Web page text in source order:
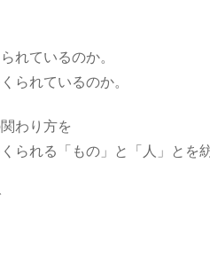
れているのか。
られているのか。
わり方を
られる「もの」と「人」とを